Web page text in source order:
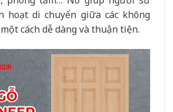
hoạt di chuyển giữa các không
cách dễ dàng và thuận tiện.